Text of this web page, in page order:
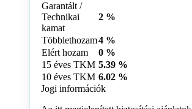
Garantált /
Technikai
kamat
2 %
Többlethozam4 %
Elért hozam
0 %
15 éves TKM 5.39 %
10 éves TKM 6.02 %
Jogi információk